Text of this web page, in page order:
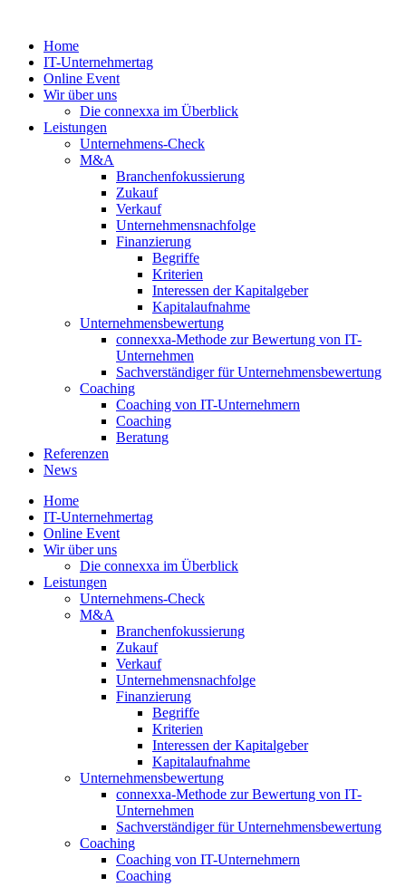
springenHome
IT-Unternehmertag
Online Event
Wir über uns
Die connexxa im Überblick
Leistungen
Unternehmens-Check
M&A
Branchenfokussierung
Zukauf
Verkauf
Unternehmensnachfolge
Finanzierung
Begriffe
Kriterien
Interessen der Kapitalgeber
Kapitalaufnahme
Unternehmensbewertung
connexxa-Methode zur Bewertung von IT-
Unternehmen
Sachverständiger für Unternehmensbewertung
Coaching
Coaching von IT-Unternehmern
Coaching
Beratung
Referenzen
News
Home
IT-Unternehmertag
Online Event
Wir über uns
Die connexxa im Überblick
Leistungen
Unternehmens-Check
M&A
Branchenfokussierung
Zukauf
Verkauf
Unternehmensnachfolge
Finanzierung
Begriffe
Kriterien
Interessen der Kapitalgeber
Kapitalaufnahme
Unternehmensbewertung
connexxa-Methode zur Bewertung von IT-
Unternehmen
Sachverständiger für Unternehmensbewertung
Coaching
Coaching von IT-Unternehmern
Coaching